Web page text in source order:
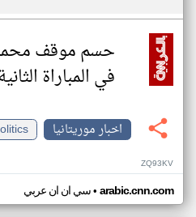
حسم موقف
في المباراة
اخبار موريتانيا
ZQ93KV
سي ان ان عربي• arabic.cnn.com